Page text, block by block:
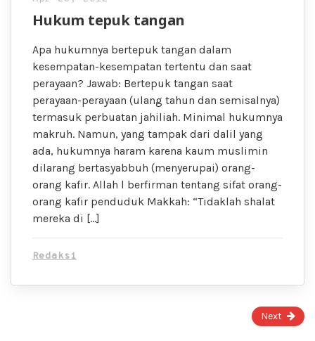
Hukum tepuk tangan
Apa hukumnya bertepuk tangan dalam
kesempatan-kesempatan tertentu dan saat
perayaan? Jawab: Bertepuk tangan saat
perayaan-perayaan (ulang tahun dan semisalnya)
termasuk perbuatan jahiliah. Minimal hukumnya
makruh. Namun, yang tampak dari dalil yang
ada, hukumnya haram karena kaum muslimin
dilarang bertasyabbuh (menyerupai) orang-
orang kafir. Allah l berfirman tentang sifat orang-
orang kafir penduduk Makkah: “Tidaklah shalat
mereka di […]
Redaksi
Next